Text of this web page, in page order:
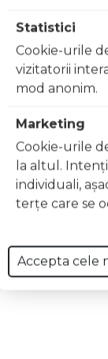
informațiile
acestuia,
Scaun auto
Statistici
Cookie-urile
vizitatorii
mod anonim.
Marketing
Cookie-urile
la altul.
individuali,
terţe care se
Accepta cele